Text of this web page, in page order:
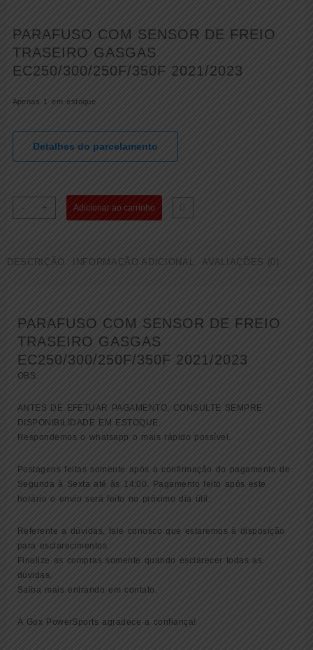
PARAFUSO COM SENSOR DE FREIO
TRASEIRO GASGAS
EC250/300/250F/350F 2021/2023
Apenas 1 em estoque
Detalhes do parcelamento
-
PARAFUSO
COM
FREIO
2021/2023
(
)
quantidade
+ Adicionar ao carrinho
DESCRIÇÃO INFORMAÇÃO ADICIONAL AVALIAÇÕES (0)
PARAFUSO COM SENSOR DE FREIO
TRASEIRO GASGAS
EC250/300/250F/350F 2021/2023
OBS:
ANTES DE EFETUAR PAGAMENTO, CONSULTE SEMPRE
DISPONIBILIDADE EM ESTOQUE.
Respondemos o whatsapp o mais rápido possível.
Postagens feitas somente após a confirmação do pagamento de
Segunda à Sexta até às 14:00. Pagamento feito após este
horário o envio será feito no próximo dia útil.
Referente a dúvidas, fale conosco que estaremos à disposição
para esclarecimentos.
Finalize as compras somente quando esclarecer todas as
dúvidas.
Saiba mais entrando em contato.
A Gox PowerSports agradece a confiança!